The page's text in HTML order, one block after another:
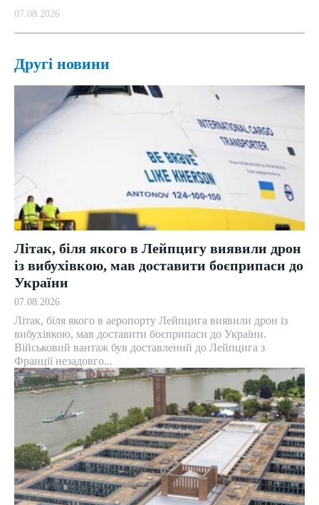
07.08.2026
Другі новини
Літак, біля якого в Лейпцигу виявили дрон
із вибухівкою, мав доставити боєприпаси до
України
07.08.2026
Літак, біля якого в аеропорту Лейпцига виявили дрон із
вибухівкою, мав доставити боєприпаси до України.
Військовий вантаж був доставлений до Лейпцига з
Франції незадовго...